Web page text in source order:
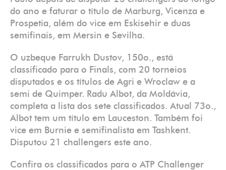
do ano e faturar o título de Marburg, Vicenza e
Prospetia, além do vice em Eskisehir e duas
semifinais, em Mersin e Sevilha.
O uzbeque Farrukh Dustov, 150o., está
classificado para o Finals, com 20 torneios
disputados e os títulos de Agri e Wroclaw e a
semi de Quimper. Radu Albot, da Moldávia,
completa a lista dos sete classificados. Atual 73o.,
Albot tem um título em Lauceston. Também foi
vice em Burnie e semifinalista em Tashkent.
Disputou 21 challengers este ano.
Confira os classificados para o ATP Challenger